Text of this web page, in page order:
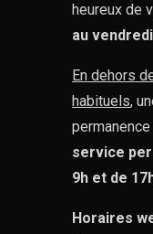
heureux de
au
En dehors
habituels,
service
9h et de
Horaires